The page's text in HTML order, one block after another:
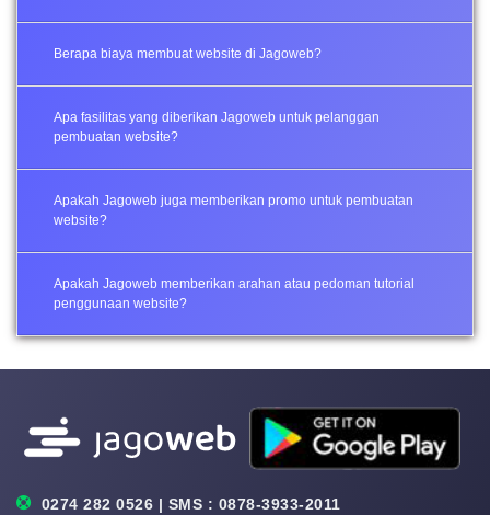
Berapa biaya membuat website di Jagoweb?
Apa fasilitas yang diberikan Jagoweb untuk pelanggan
pembuatan website?
Apakah Jagoweb juga memberikan promo untuk pembuatan
website?
Apakah Jagoweb memberikan arahan atau pedoman tutorial
penggunaan website?
0274 282 0526 | SMS : 0878-3933-2011